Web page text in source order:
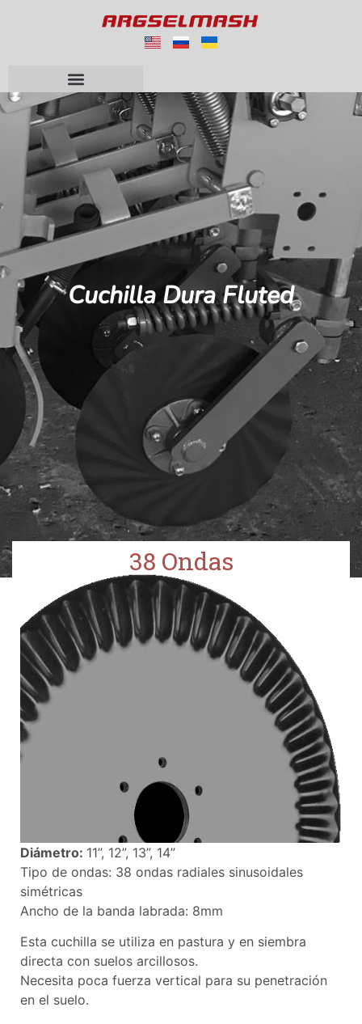
Cuchilla Dura Fluted
38 Ondas
Diámetro: 11”, 12”, 13”, 14”
Tipo de ondas: 38 ondas radiales sinusoidales
simétricas
Ancho de la banda labrada: 8mm
Esta cuchilla se utiliza en pastura y en siembra
directa con suelos arcillosos.
Necesita poca fuerza vertical para su penetración
en el suelo.